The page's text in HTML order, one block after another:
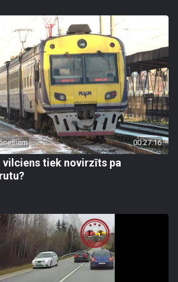
00:27:16
vilciens tiek novirzīts pa